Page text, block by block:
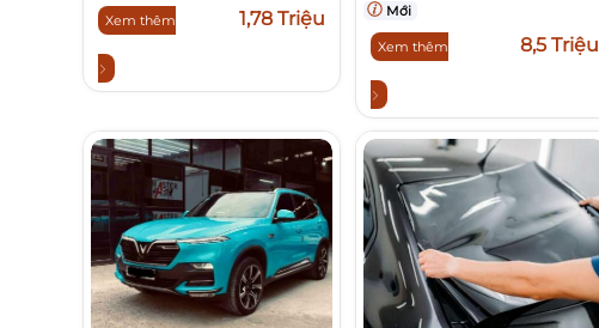
Xem thêm 1,78 Triệu Mới
Xem thêm 8,5 Triệu